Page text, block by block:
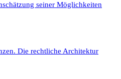
seiner Möglichkeiten
Die rechtliche Architektur